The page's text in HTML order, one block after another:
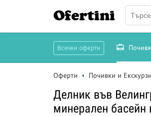
Ofertini
Всички оферти
Оферти Почивки и
Делник във
минерален басейн